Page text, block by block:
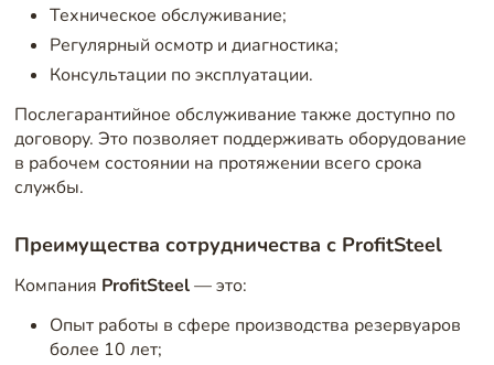
Техническое обслуживание;
Регулярный осмотр и диагностика;
Консультации по эксплуатации.
Послегарантийное обслуживание также доступно по
договору. Это позволяет поддерживать оборудование
в рабочем состоянии на протяжении всего срока
службы.
Преимущества сотрудничества с ProfitSteel
Компания ProfitSteel— это:
Опыт работы в сфере производства резервуаров
более 10 лет;